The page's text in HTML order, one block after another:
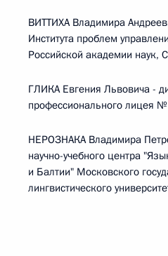
ВИТТИХА Владимира
Института проблем
Российской академии наук,
ГЛИКА Евгения Львовича -
профессионального лицея
НЕРОЗНАКА Владимира
научно-учебного центра
и Балтии" Московского
лингвистического